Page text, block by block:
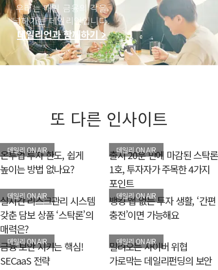
우리는 매일 금융의 각을
넓혀가는 데일리언입니다.
데일리언과 함께하기 >
또 다른 인사이트
데일리 ON AIR
온투업 투자 한도, 쉽게
높이는 방법 없나요?
데일리 ON AIR
출시 20분 만에 마감된 스탁론
1호, 투자자가 주목한 4가지
포인트
데일리 ON AIR
실시간 리스크관리 시스템
갖춘 담보 상품 ‘스탁론’의
매력은?
데일리 ON AIR
뱅킹 앱 없는 투자 생활, ‘간편
충전’이면 가능해요
데일리 ON AIR
금융 보안 지키는 핵심!
SECaaS 전략
데일리 ON AIR
밀려오는 사이버 위협
가로막는 데일리펀딩의 보안